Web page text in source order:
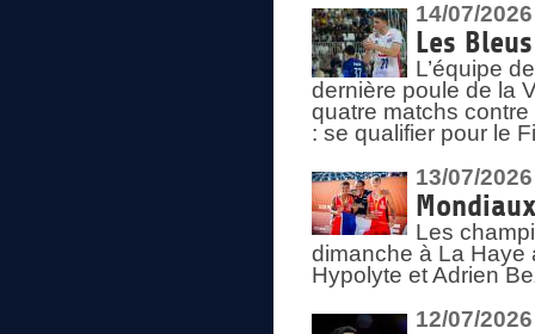
14/07/2026
Les
L’équipe
dernière poule de la
quatre matchs
: se qualifier pour le
13/07/2026
Les
dimanche à La Haye
Hypolyte et Adrien
12/07/2026